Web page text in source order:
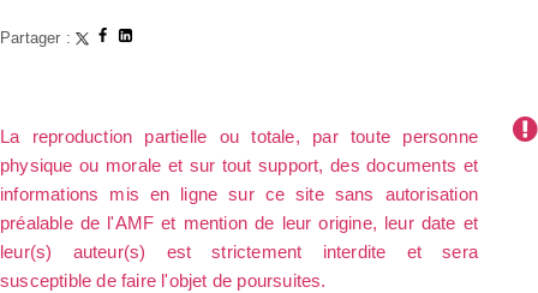
Partager :
La reproduction partielle ou totale, par toute personne
physique ou morale et sur tout support, des documents et
informations mis en ligne sur ce site sans autorisation
préalable de l'AMF et mention de leur origine, leur date et
leur(s) auteur(s) est strictement interdite et sera
susceptible de faire l'objet de poursuites.